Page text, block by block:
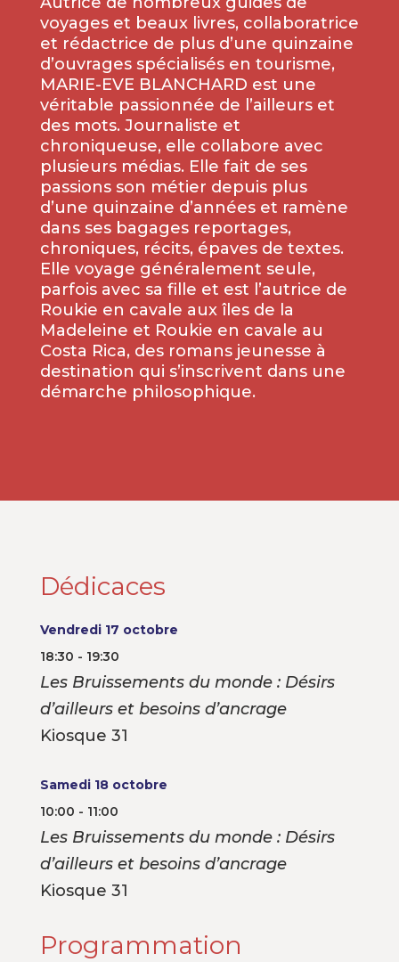
voyages et beaux livres, collaboratrice
et rédactrice de plus d’une quinzaine
d’ouvrages spécialisés en tourisme,
MARIE-EVE BLANCHARD est une
véritable passionnée de l’ailleurs et
des mots. Journaliste et
chroniqueuse, elle collabore avec
plusieurs médias. Elle fait de ses
passions son métier depuis plus
d’une quinzaine d’années et ramène
dans ses bagages reportages,
chroniques, récits, épaves de textes.
Elle voyage généralement seule,
parfois avec sa fille et est l’autrice de
Roukie en cavale aux îles de la
Madeleine et Roukie en cavale au
Costa Rica, des romans jeunesse à
destination qui s’inscrivent dans une
démarche philosophique.
Dédicaces
Vendredi 17 octobre
18:30 - 19:30
Les Bruissements du monde : Désirs
d’ailleurs et besoins d’ancrage
Kiosque 31
Samedi 18 octobre
10:00 - 11:00
Les Bruissements du monde : Désirs
d’ailleurs et besoins d’ancrage
Kiosque 31
Programmation